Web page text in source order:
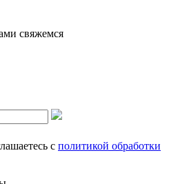
свяжемся
с политикой обработки